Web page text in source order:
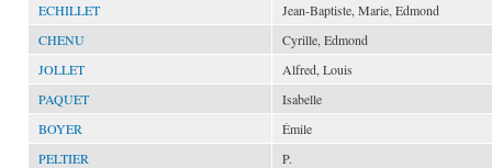
ECHILLET
Jean-Baptiste, Marie, Edmond
CHENU
Cyrille, Edmond
JOLLET
Alfred, Louis
PAQUET
Isabelle
BOYER
Émile
PELTIER
P.